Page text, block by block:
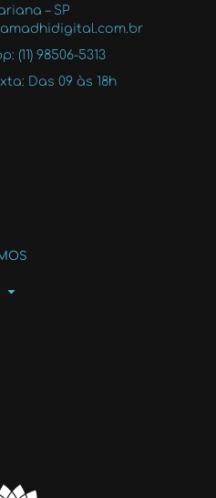
– SP
(11) 98506-5313
Das 09 às 18h